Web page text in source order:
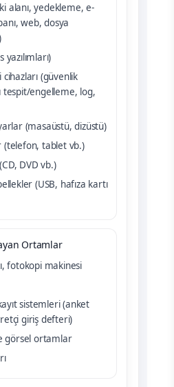
alanı, yedekleme, e-
web, dosya
yazılımları)
(güvenlik
tespit/engelleme, log,
(masaüstü, dizüstü)
(telefon, tablet vb.)
DVD vb.)
(USB, hafıza kartı
Ortamlar
fotokopi makinesi
sistemleri (anket
giriş defteri)
görsel ortamlar